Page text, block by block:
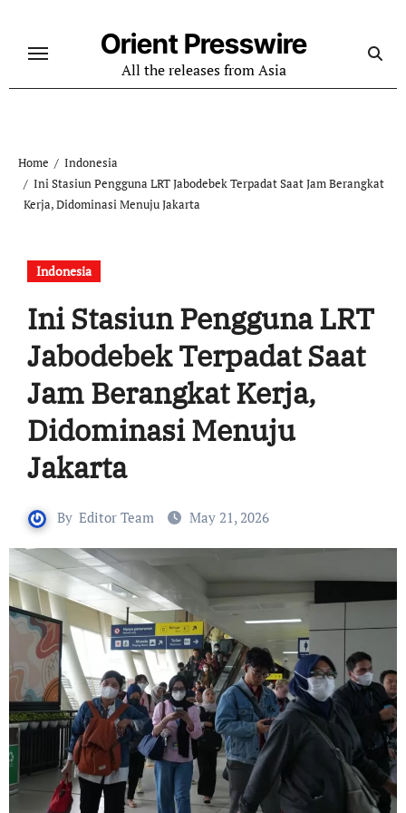
content
Orient Presswire
All the releases from Asia
Home
Indonesia
Ini Stasiun Pengguna LRT Jabodebek Terpadat Saat Jam Berangkat
Kerja, Didominasi Menuju Jakarta
Indonesia
Ini Stasiun Pengguna LRT
Jabodebek Terpadat Saat
Jam Berangkat Kerja,
Didominasi Menuju
Jakarta
By Editor Team May 21, 2026